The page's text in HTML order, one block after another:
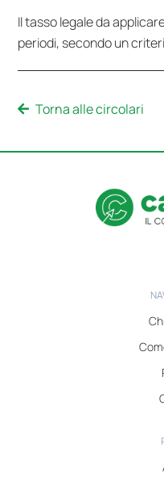
Il tasso legale da
periodi, secondo un
Torna alle circolari